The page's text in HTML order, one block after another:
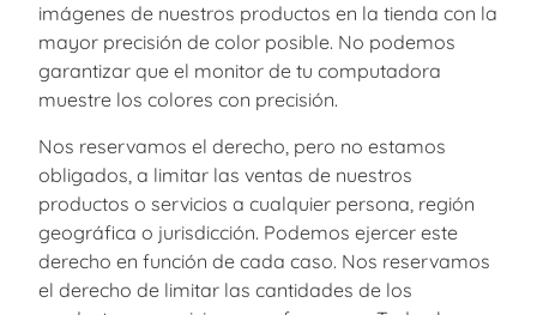
imágenes de nuestros productos en la tienda con la
mayor precisión de color posible. No podemos
garantizar que el monitor de tu computadora
muestre los colores con precisión.
Nos reservamos el derecho, pero no estamos
obligados, a limitar las ventas de nuestros
productos o servicios a cualquier persona, región
geográfica o jurisdicción. Podemos ejercer este
derecho en función de cada caso. Nos reservamos
el derecho de limitar las cantidades de los